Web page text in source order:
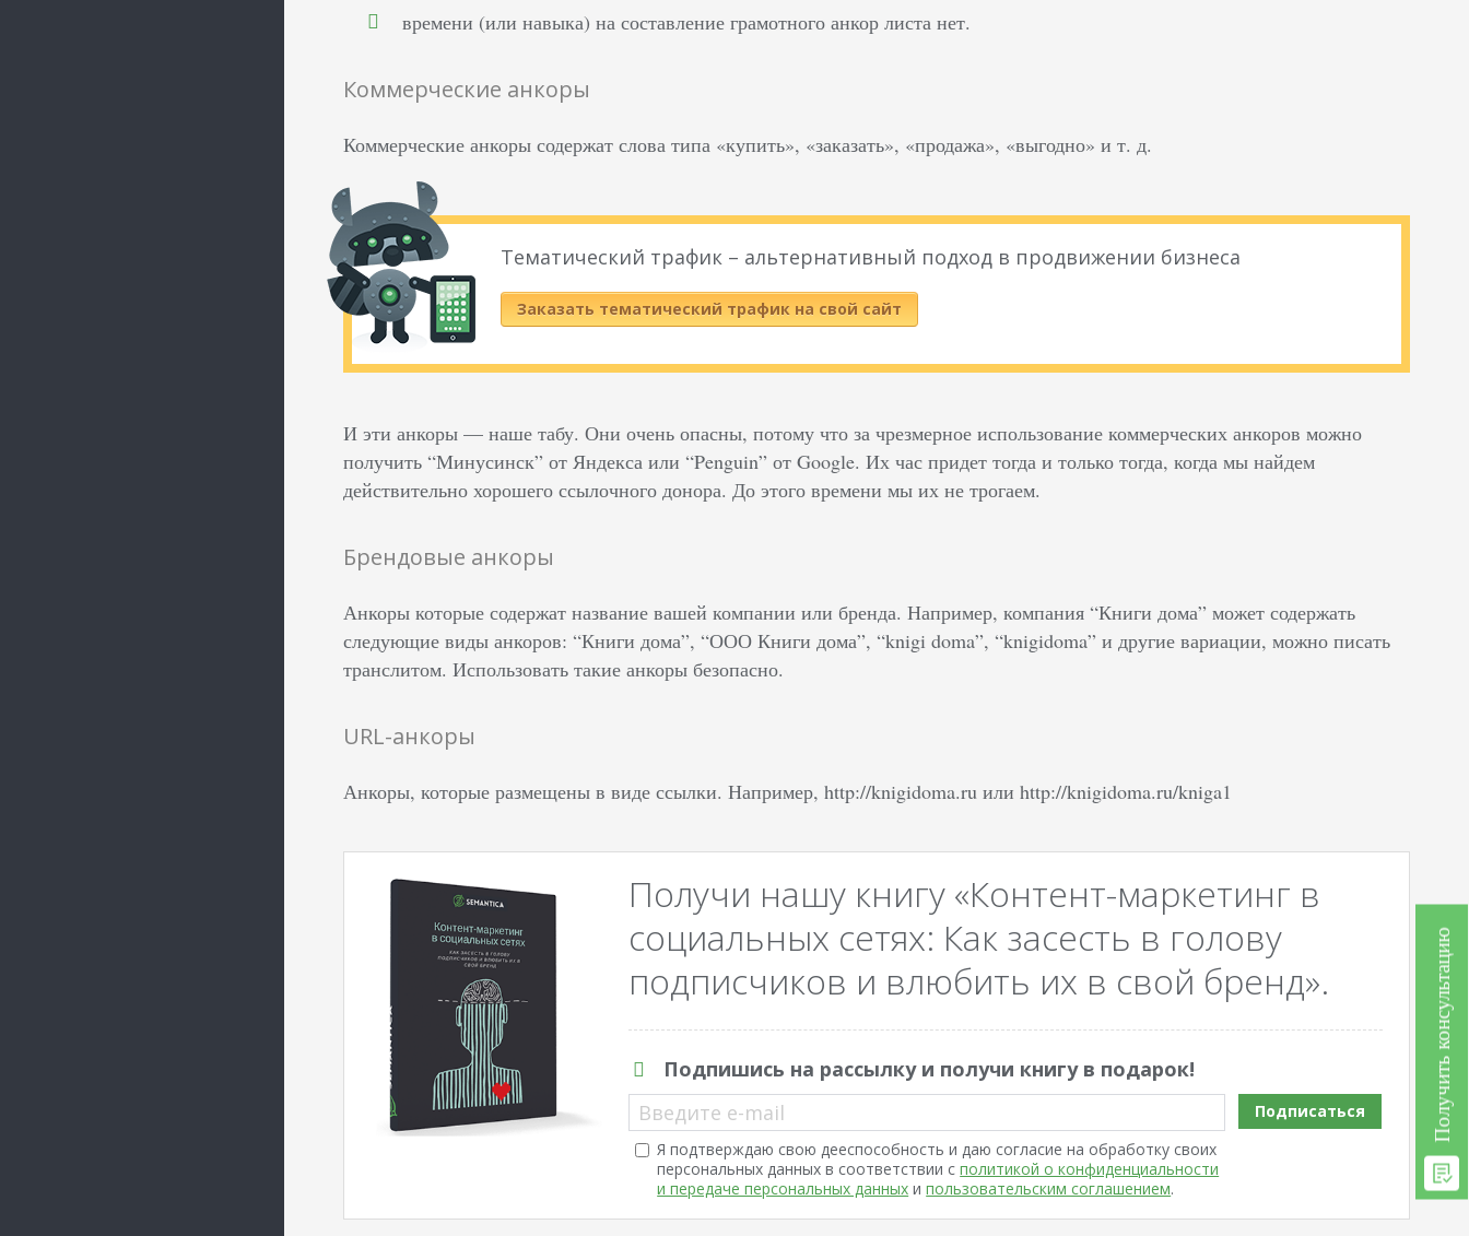
времени (или навыка) на составление грамотного анкор листа нет.
Коммерческие анкоры
Коммерческие анкоры содержат слова типа «купить», «заказать», «продажа», «выгодно» и т. д.
Тематический трафик – альтернативный подход в продвижении бизнеса
Заказать тематический трафик на свой сайт
И эти анкоры — наше табу. Они очень опасны, потому что за чрезмерное использование коммерческих анкоров можно
получить “Минусинск” от Яндекса или “Penguin” от Google. Их час придет тогда и только тогда, когда мы найдем
действительно хорошего ссылочного донора. До этого времени мы их не трогаем.
Брендовые анкоры
Анкоры которые содержат название вашей компании или бренда. Например, компания “Книги дома” может содержать
следующие виды анкоров: “Книги дома”, “ООО Книги дома”, “knigi doma”, “knigidoma” и другие вариации, можно писать
транслитом. Использовать такие анкоры безопасно.
URL-анкоры
Анкоры, которые размещены в виде ссылки. Например, http://knigidoma.ru или http://knigidoma.ru/kniga1
Получи нашу книгу «Контент-маркетинг в
социальных сетях: Как засесть в голову
подписчиков и влюбить их в свой бренд».
Подпишись на рассылку и получи книгу в подарок!
Введите e-mail
Я подтверждаю свою дееспособность и даю согласие на обработку своих
персональных данных в соответствии сполитикой о конфиденциальности
и передаче персональных данных ипользовательским соглашением.
Подписаться Получить консультацию